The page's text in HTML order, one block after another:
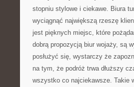
stopniu stylowe i ciekawe. Biura
wyciągnąć największą rzeszę
jest pięknych miejsc, które
dobrą propozycją biur wojaży, są
posłużyć się, wystarczy że
na tym, że podróż trwa dłuższy
wszystko co najciekawsze. Takie